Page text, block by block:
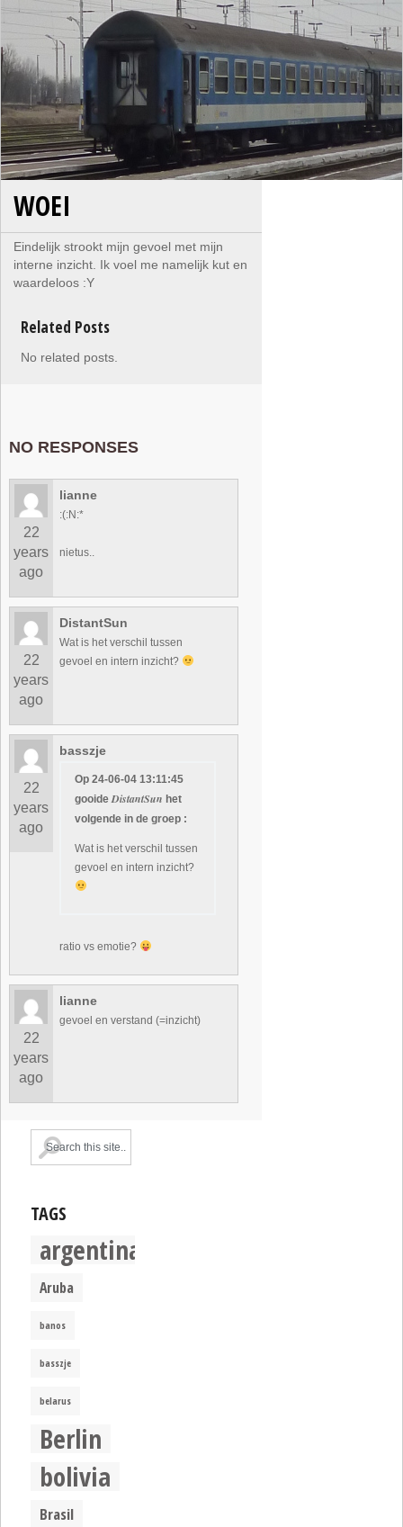
WOEI
Eindelijk strookt mijn gevoel met mijn
interne inzicht. Ik voel me namelijk kut en
waardeloos :Y
Related Posts
No related posts.
NO RESPONSES
22
years
ago
lianne
:(:N:*
nietus..
22
years
ago
DistantSun
Wat is het verschil tussen
gevoel en intern inzicht?
22
years
ago
basszje
Op 24-06-04 13:11:45
gooideDistantSun het
volgende in de groep :
Wat is het verschil tussen
gevoel en intern inzicht?
ratio vs emotie?
22
years
ago
lianne
gevoel en verstand (=inzicht)
TAGS
argentina
Aruba
banos
basszje
belarus
Berlin
bolivia
Brasil